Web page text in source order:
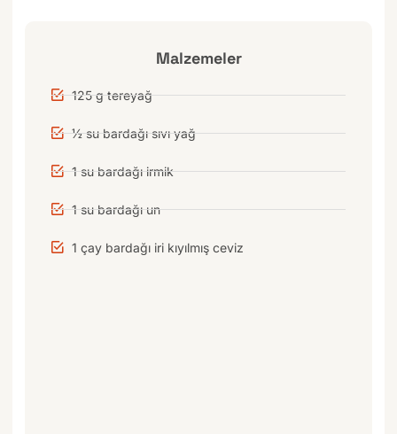
Malzemeler
125 g tereyağ
½ su bardağı sıvı yağ
1 su bardağı irmik
1 su bardağı un
1 çay bardağı iri kıyılmış ceviz